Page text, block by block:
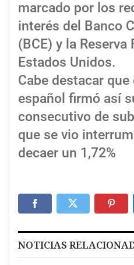
marcado por los
interés del Banco
(BCE) y la Reserva
Estados Unidos.
Cabe destacar
español firmó así
consecutivo de
que se vio
decaer un 1,72%
NOTICIAS